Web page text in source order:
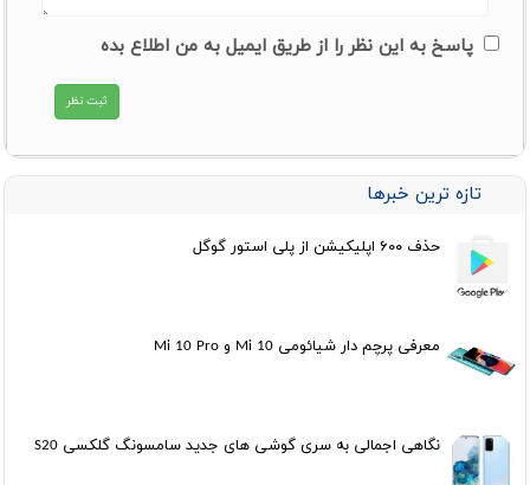
پاسخ به این نظر را از طریق ایمیل به من اطلاع بده
تازه ترین خبرها
حذف ۶۰۰ اپلیکیشن از پلی استور گوگل
معرفی پرچم دار شیائومی Mi 10 و Mi 10 Pro
نگاهی اجمالی به سری گوشی های جدید سامسونگ گلکسی S20